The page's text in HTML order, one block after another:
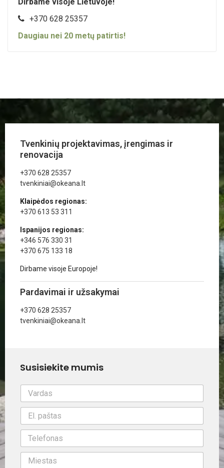
+370 628 25357
Daugiau nei 20 metų patirtis!
Tvenkinių projektavimas, įrengimas ir
renovacija
+370 628 25357
tvenkiniai@okeana.lt
Klaipėdos regionas:
+370 613 53 311
Ispanijos regionas:
+346 576 330 31
+370 675 133 18
Dirbame visoje Europoje!
Pardavimai ir užsakymai
+370 628 25357
tvenkiniai@okeana.lt
Susisiekite mumis